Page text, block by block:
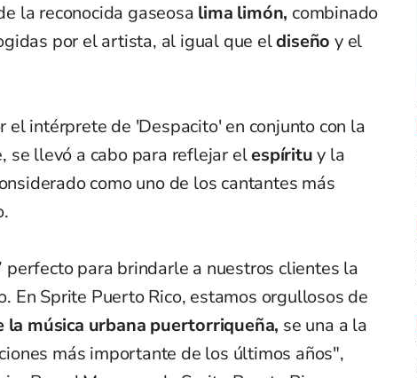
la reconocida gaseosa lima limón, combinado
por el artista, al igual que eldiseño y el
el intérprete de 'Despacito' en conjunto con la
se llevó a cabo para reflejar elespírituy la
como uno de los cantantes más
perfecto para brindarle a nuestros clientes la
En Sprite Puerto Rico, estamos orgullosos de
la música urbana puertorriqueña, se una a la
más importante de los últimos años",